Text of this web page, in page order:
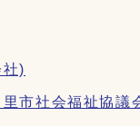
)
市社会福祉協議